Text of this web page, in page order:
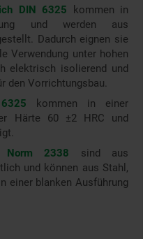
DIN 6325 kommen in
und werden aus
Dadurch eignen sie
Verwendung unter hohen
elektrisch isolierend und
den Vorrichtungsbau.
kommen in einer
Härte 60 ±2 HRC und
Norm 2338 sind aus
und können aus Stahl,
einer blanken Ausführung